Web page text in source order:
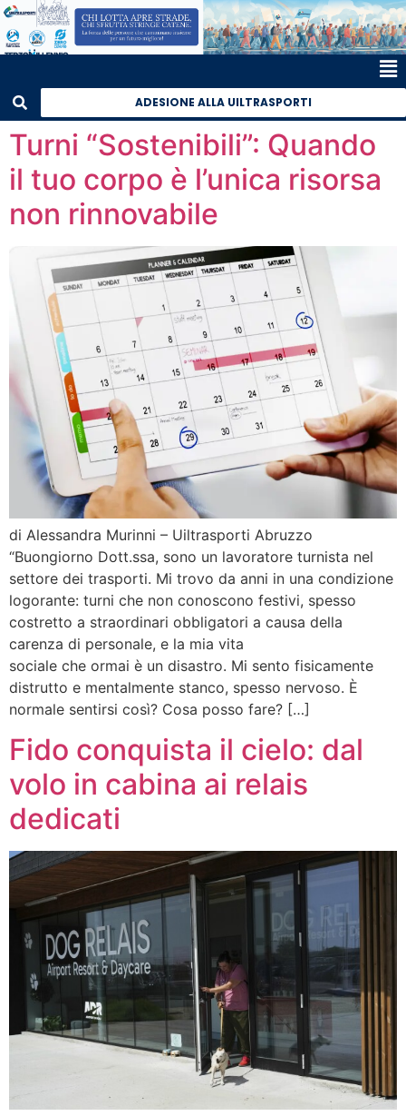
ADESIONE ALLA UILTRASPORTI
Turni “Sostenibili”: Quando
il tuo corpo è l’unica risorsa
non rinnovabile
di Alessandra Murinni – Uiltrasporti Abruzzo
“Buongiorno Dott.ssa, sono un lavoratore turnista nel
settore dei trasporti. Mi trovo da anni in una condizione
logorante: turni che non conoscono festivi, spesso
costretto a straordinari obbligatori a causa della
carenza di personale, e la mia vita
sociale che ormai è un disastro. Mi sento fisicamente
distrutto e mentalmente stanco, spesso nervoso. È
normale sentirsi così? Cosa posso fare? […]
Fido conquista il cielo: dal
volo in cabina ai relais
dedicati